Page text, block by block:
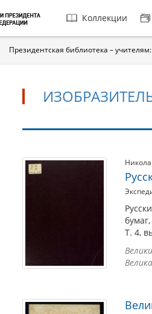
Главная
навигация
Коллекции
Президентская библиотека –
Изобразительные
материалы
Т. 4,